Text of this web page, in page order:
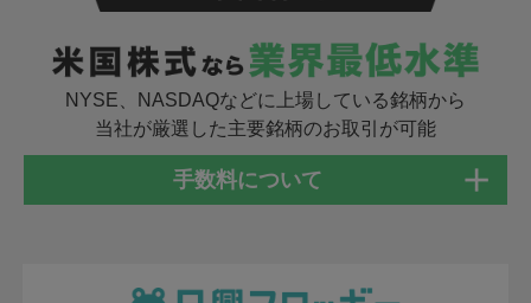
NYSE、NASDAQなどに上場している銘柄から
当社が厳選した主要銘柄のお取引が可能
手数料について